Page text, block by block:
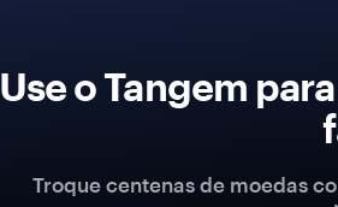
Use o Tangem
Troque centenas de moedas